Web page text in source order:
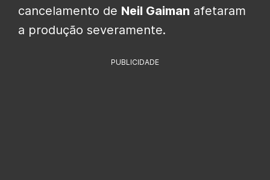
cancelamento de Neil Gaiman afetaram
a produção severamente.
PUBLICIDADE